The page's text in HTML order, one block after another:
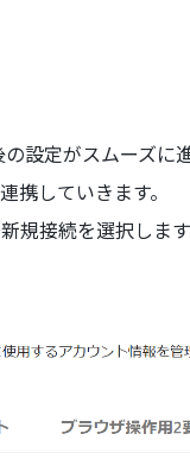
設定がスムーズに
携していきます。
規接続を選択しま